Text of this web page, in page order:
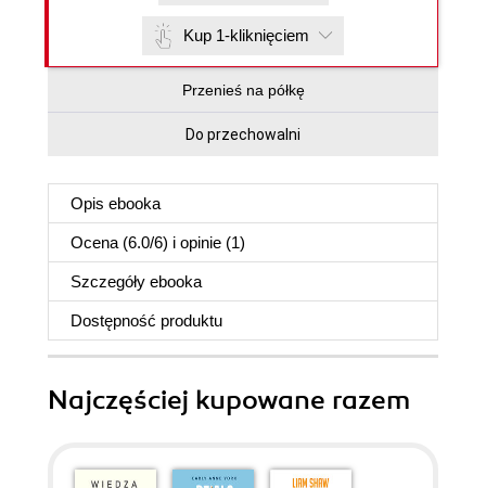
Kup 1-kliknięciem
Przenieś na półkę
Do przechowalni
Opis ebooka
Ocena (6.0/6) i opinie (1)
Szczegóły ebooka
Dostępność produktu
Najczęściej kupowane razem